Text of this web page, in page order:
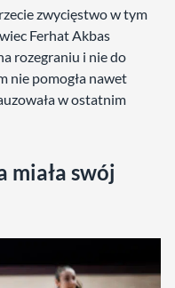
zwycięstwo w tym
Ferhat Akbas
rozegraniu i nie do
nie pomogła nawet
w ostatnim
swój